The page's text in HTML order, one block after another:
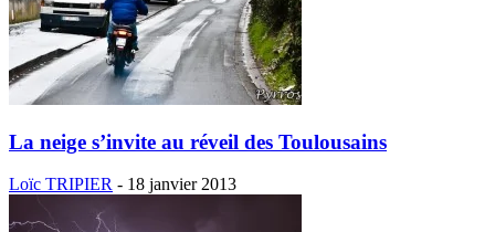
La neige s’invite au réveil des Toulousains
Loïc TRIPIER - 18 janvier 2013